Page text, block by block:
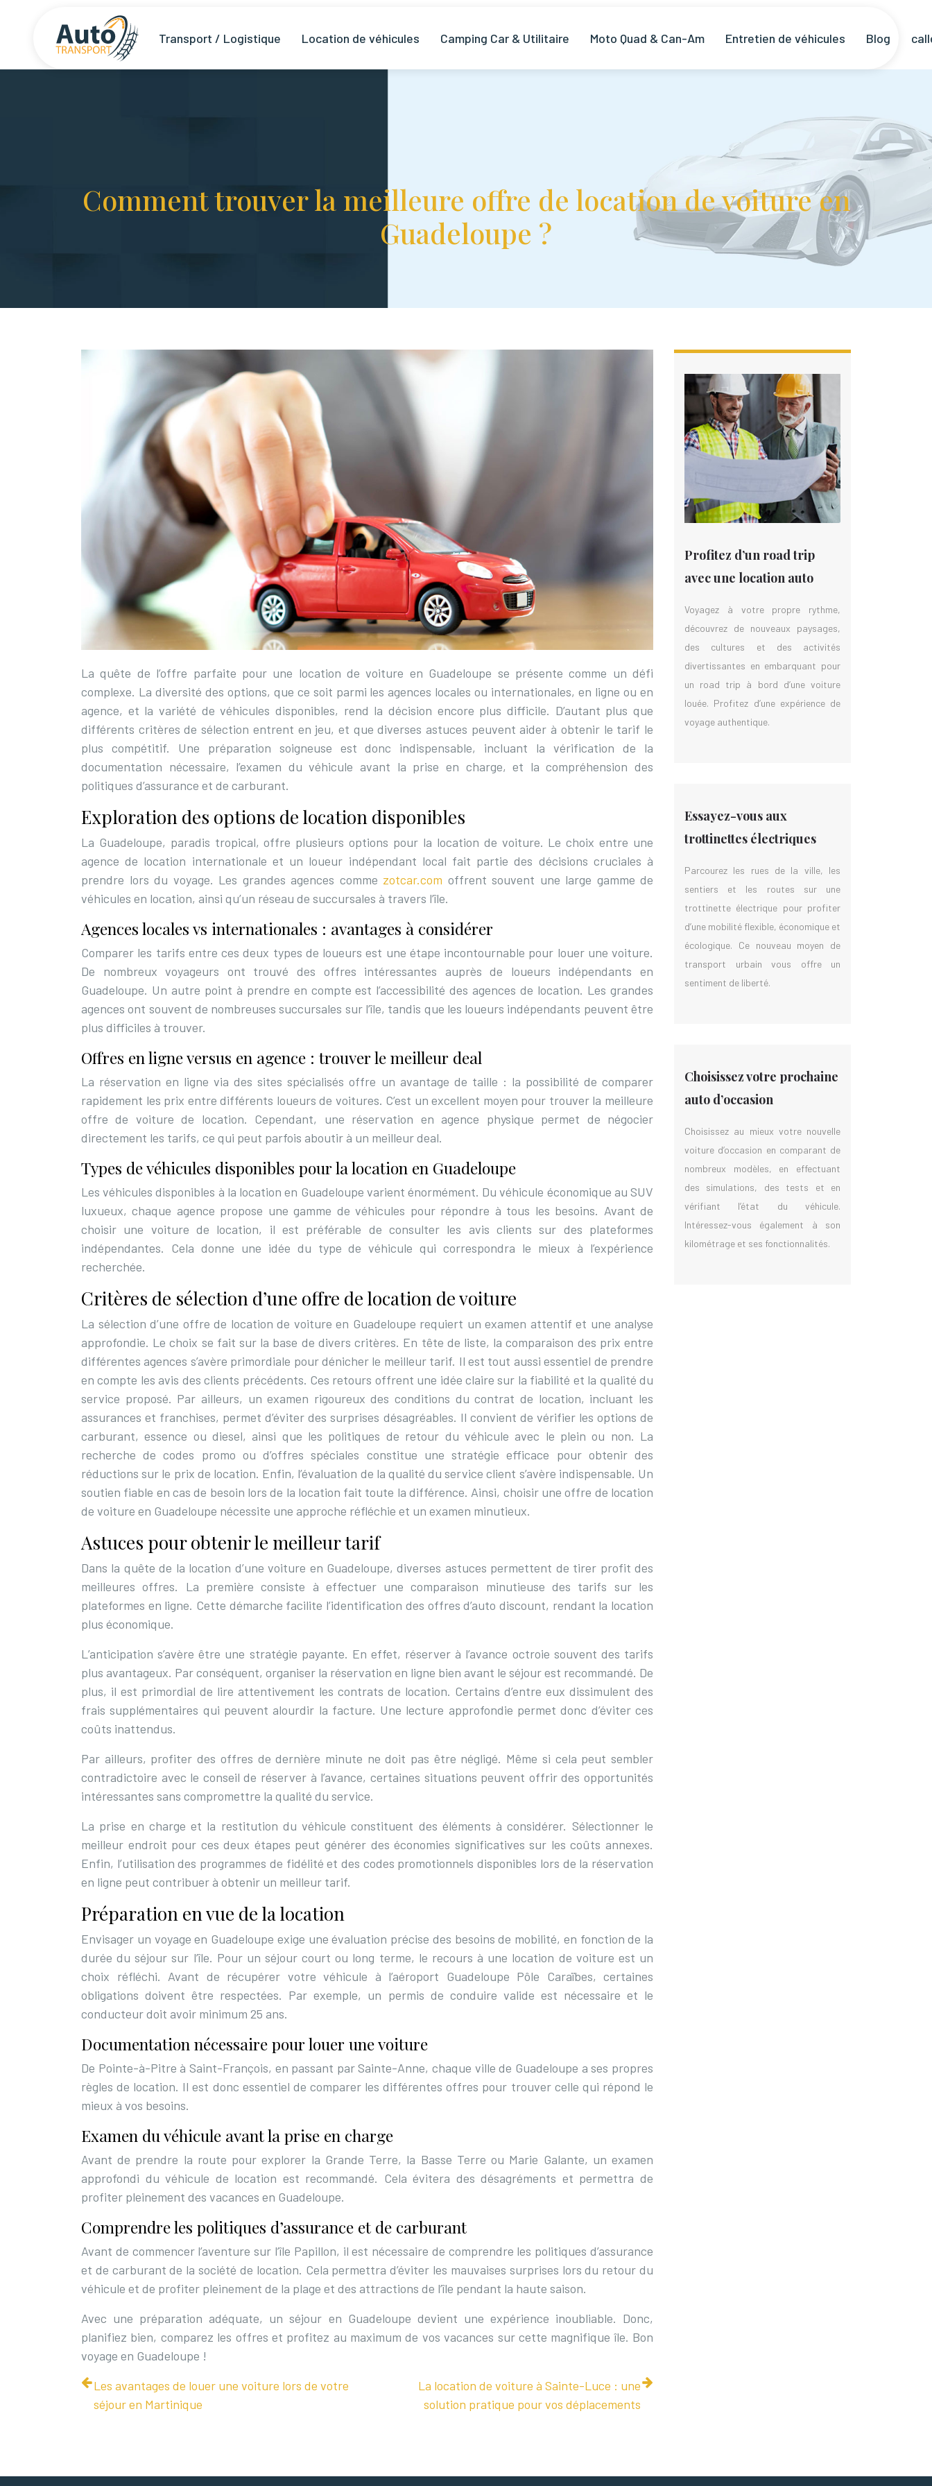
Transport / Logistique Location de véhicules Camping Car & Utilitaire Moto Quad & Can-Am Entretien de véhicules Blog
Comment trouver la meilleure offre de location de voiture en
Guadeloupe ?
La quête de l’offre parfaite pour une location de voiture en Guadeloupe se présente comme un défi
complexe. La diversité des options, que ce soit parmi les agences locales ou internationales, en ligne ou en
agence, et la variété de véhicules disponibles, rend la décision encore plus difficile. D’autant plus que
différents critères de sélection entrent en jeu, et que diverses astuces peuvent aider à obtenir le tarif le
plus compétitif. Une préparation soigneuse est donc indispensable, incluant la vérification de la
documentation nécessaire, l’examen du véhicule avant la prise en charge, et la compréhension des
politiques d’assurance et de carburant.
Exploration des options de location disponibles
La Guadeloupe, paradis tropical, offre plusieurs options pour la location de voiture. Le choix entre une
agence de location internationale et un loueur indépendant local fait partie des décisions cruciales à
prendre lors du voyage. Les grandes agences comme zotcar.com offrent souvent une large gamme de
véhicules en location, ainsi qu’un réseau de succursales à travers l’île.
Agences locales vs internationales : avantages à considérer
Comparer les tarifs entre ces deux types de loueurs est une étape incontournable pour louer une voiture.
De nombreux voyageurs ont trouvé des offres intéressantes auprès de loueurs indépendants en
Guadeloupe. Un autre point à prendre en compte est l’accessibilité des agences de location. Les grandes
agences ont souvent de nombreuses succursales sur l’île, tandis que les loueurs indépendants peuvent être
plus difficiles à trouver.
Offres en ligne versus en agence : trouver le meilleur deal
La réservation en ligne via des sites spécialisés offre un avantage de taille : la possibilité de comparer
rapidement les prix entre différents loueurs de voitures. C’est un excellent moyen pour trouver la meilleure
offre de voiture de location. Cependant, une réservation en agence physique permet de négocier
directement les tarifs, ce qui peut parfois aboutir à un meilleur deal.
Types de véhicules disponibles pour la location en Guadeloupe
Les véhicules disponibles à la location en Guadeloupe varient énormément. Du véhicule économique au SUV
luxueux, chaque agence propose une gamme de véhicules pour répondre à tous les besoins. Avant de
choisir une voiture de location, il est préférable de consulter les avis clients sur des plateformes
indépendantes. Cela donne une idée du type de véhicule qui correspondra le mieux à l’expérience
recherchée.
Critères de sélection d’une offre de location de voiture
La sélection d’une offre de location de voiture en Guadeloupe requiert un examen attentif et une analyse
approfondie. Le choix se fait sur la base de divers critères. En tête de liste, la comparaison des prix entre
différentes agences s’avère primordiale pour dénicher le meilleur tarif. Il est tout aussi essentiel de prendre
en compte les avis des clients précédents. Ces retours offrent une idée claire sur la fiabilité et la qualité du
service proposé. Par ailleurs, un examen rigoureux des conditions du contrat de location, incluant les
assurances et franchises, permet d’éviter des surprises désagréables. Il convient de vérifier les options de
carburant, essence ou diesel, ainsi que les politiques de retour du véhicule avec le plein ou non. La
recherche de codes promo ou d’offres spéciales constitue une stratégie efficace pour obtenir des
réductions sur le prix de location. Enfin, l’évaluation de la qualité du service client s’avère indispensable. Un
soutien fiable en cas de besoin lors de la location fait toute la différence. Ainsi, choisir une offre de location
de voiture en Guadeloupe nécessite une approche réfléchie et un examen minutieux.
Astuces pour obtenir le meilleur tarif
Dans la quête de la location d’une voiture en Guadeloupe, diverses astuces permettent de tirer profit des
meilleures offres. La première consiste à effectuer une comparaison minutieuse des tarifs sur les
plateformes en ligne. Cette démarche facilite l’identification des offres d’auto discount, rendant la location
plus économique.
L’anticipation s’avère être une stratégie payante. En effet, réserver à l’avance octroie souvent des tarifs
plus avantageux. Par conséquent, organiser la réservation en ligne bien avant le séjour est recommandé. De
plus, il est primordial de lire attentivement les contrats de location. Certains d’entre eux dissimulent des
frais supplémentaires qui peuvent alourdir la facture. Une lecture approfondie permet donc d’éviter ces
coûts inattendus.
Par ailleurs, profiter des offres de dernière minute ne doit pas être négligé. Même si cela peut sembler
contradictoire avec le conseil de réserver à l’avance, certaines situations peuvent offrir des opportunités
intéressantes sans compromettre la qualité du service.
La prise en charge et la restitution du véhicule constituent des éléments à considérer. Sélectionner le
meilleur endroit pour ces deux étapes peut générer des économies significatives sur les coûts annexes.
Enfin, l’utilisation des programmes de fidélité et des codes promotionnels disponibles lors de la réservation
en ligne peut contribuer à obtenir un meilleur tarif.
Préparation en vue de la location
Envisager un voyage en Guadeloupe exige une évaluation précise des besoins de mobilité, en fonction de la
durée du séjour sur l’île. Pour un séjour court ou long terme, le recours à une location de voiture est un
choix réfléchi. Avant de récupérer votre véhicule à l’aéroport Guadeloupe Pôle Caraïbes, certaines
obligations doivent être respectées. Par exemple, un permis de conduire valide est nécessaire et le
conducteur doit avoir minimum 25 ans.
Documentation nécessaire pour louer une voiture
De Pointe-à-Pitre à Saint-François, en passant par Sainte-Anne, chaque ville de Guadeloupe a ses propres
règles de location. Il est donc essentiel de comparer les différentes offres pour trouver celle qui répond le
mieux à vos besoins.
Examen du véhicule avant la prise en charge
Avant de prendre la route pour explorer la Grande Terre, la Basse Terre ou Marie Galante, un examen
approfondi du véhicule de location est recommandé. Cela évitera des désagréments et permettra de
profiter pleinement des vacances en Guadeloupe.
Comprendre les politiques d’assurance et de carburant
Avant de commencer l’aventure sur l’île Papillon, il est nécessaire de comprendre les politiques d’assurance
et de carburant de la société de location. Cela permettra d’éviter les mauvaises surprises lors du retour du
véhicule et de profiter pleinement de la plage et des attractions de l’île pendant la haute saison.
Avec une préparation adéquate, un séjour en Guadeloupe devient une expérience inoubliable. Donc,
planifiez bien, comparez les offres et profitez au maximum de vos vacances sur cette magnifique île. Bon
voyage en Guadeloupe !
Les avantages de louer une voiture lors de votre
séjour en Martinique
La location de voiture à Sainte-Luce : une
solution pratique pour vos déplacements
Profitez d’un road trip
avec une location auto
Voyagez à votre propre rythme,
découvrez de nouveaux paysages,
des cultures et des activités
divertissantes en embarquant pour
un road trip à bord d’une voiture
louée. Profitez d’une expérience de
voyage authentique.
Essayez-vous aux
trottinettes électriques
Parcourez les rues de la ville, les
sentiers et les routes sur une
trottinette électrique pour profiter
d’une mobilité flexible, économique et
écologique. Ce nouveau moyen de
transport urbain vous offre un
sentiment de liberté.
Choisissez votre prochaine
auto d’occasion
Choisissez au mieux votre nouvelle
voiture d’occasion en comparant de
nombreux modèles, en effectuant
des simulations, des tests et en
vérifiant l’état du véhicule.
Intéressez-vous également à son
kilométrage et ses fonctionnalités.